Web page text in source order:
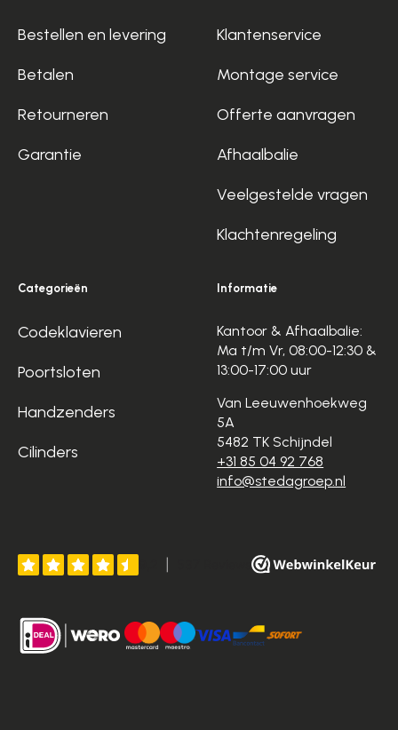
Bestellen en levering
Betalen
Retourneren
Garantie
Klantenservice
Montage service
Offerte aanvragen
Afhaalbalie
Veelgestelde vragen
Klachtenregeling
Categorieën
Codeklavieren
Poortsloten
Handzenders
Cilinders
Informatie
Kantoor & Afhaalbalie:
Ma t/m Vr, 08:00-12:30 &
13:00-17:00 uur
Van Leeuwenhoekweg
5A
5482 TK Schijndel
+31 85 04 92 768
info@stedagroep.nl